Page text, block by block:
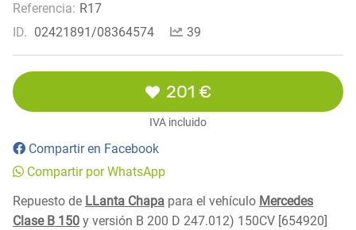
Referencia: R17
ID. 02421891/08364574 39
201 €
IVA incluido
Compartir en Facebook
Compartir por WhatsApp
Repuesto de LLanta Chapa para el vehículo Mercedes
Clase B 150 y versión B 200 D 247.012) 150CV [654920]